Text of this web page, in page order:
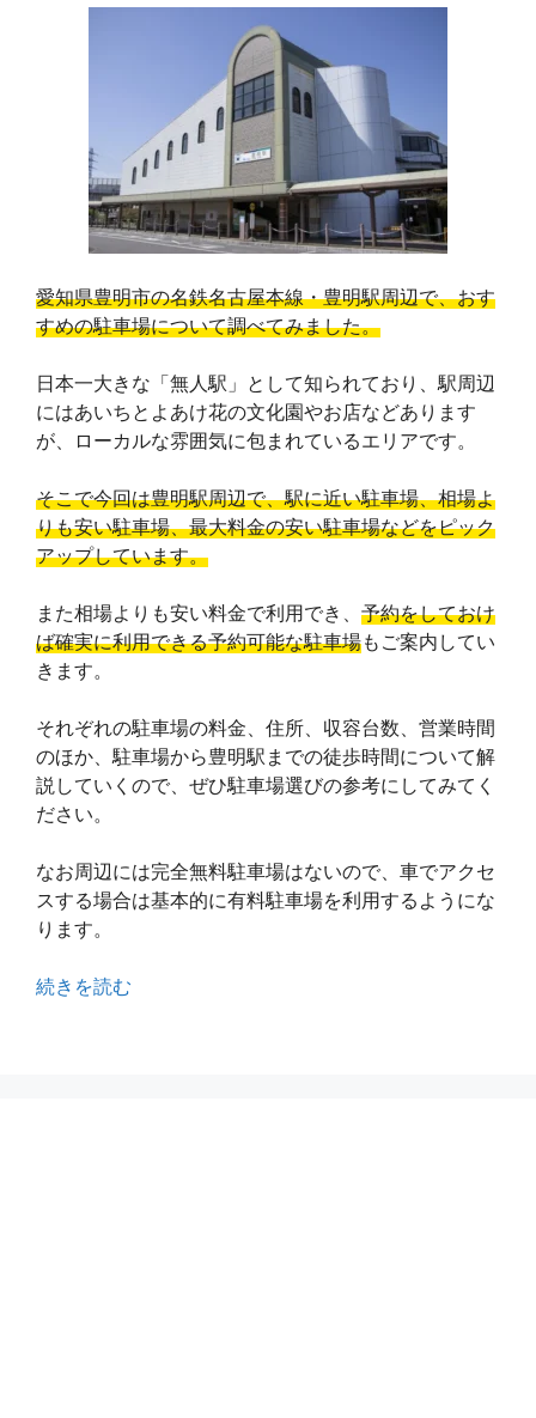
愛知県豊明市の名鉄名古屋本線・豊明駅周辺で、おす
すめの駐車場について調べてみました。
日本一大きな「無人駅」として知られており、駅周辺
にはあいちとよあけ花の文化園やお店などあります
が、ローカルな雰囲気に包まれているエリアです。
そこで今回は豊明駅周辺で、駅に近い駐車場、相場よ
りも安い駐車場、最大料金の安い駐車場などをピック
アップしています。
また相場よりも安い料金で利用でき、 予約をしておけ
ば確実に利用できる予約可能な駐車場もご案内してい
きます。
それぞれの駐車場の料金、住所、収容台数、営業時間
のほか、駐車場から豊明駅までの徒歩時間について解
説していくので、ぜひ駐車場選びの参考にしてみてく
ださい。
なお周辺には完全無料駐車場はないので、車でアクセ
スする場合は基本的に有料駐車場を利用するようにな
ります。
続きを読む